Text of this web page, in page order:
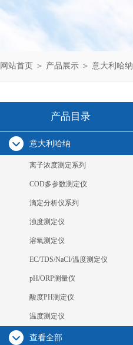
网站首页 ＞ 产品展示 ＞ 意大利哈纳
产品目录
意大利哈纳
离子浓度测定系列
COD多参数测定仪
滴定分析仪系列
浊度测定仪
溶氧测定仪
EC/TDS/NaCI/温度测定仪
pH/ORP测量仪
酸度PH测定仪
温度测定仪
查看全部